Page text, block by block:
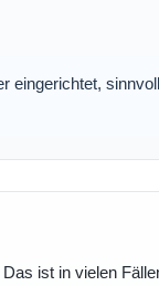
eingerichtet,
ist in vielen